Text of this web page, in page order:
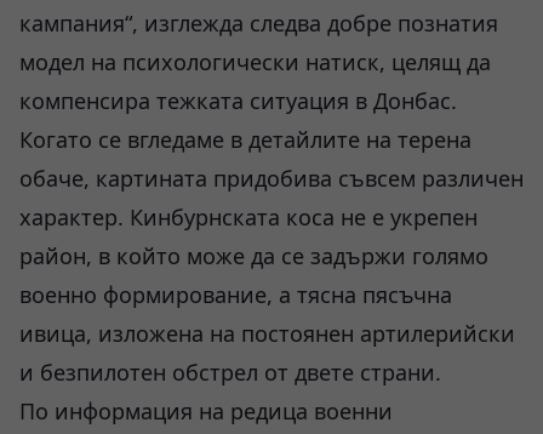
кампания“, изглежда следва добре познатия
модел на психологически натиск, целящ да
компенсира тежката ситуация в Донбас.
Когато се вгледаме в детайлите на терена
обаче, картината придобива съвсем различен
характер. Кинбурнската коса не е укрепен
район, в който може да се задържи голямо
военно формирование, а тясна пясъчна
ивица, изложена на постоянен артилерийски
и безпилотен обстрел от двете страни.
По информация на редица военни